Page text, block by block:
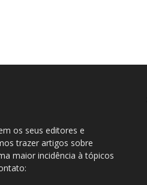
os seus editores e
trazer artigos sobre
maior incidência à tópicos